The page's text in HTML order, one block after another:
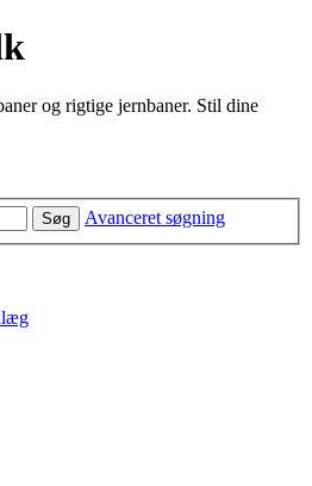
og rigtige jernbaner. Stil dine
Søg Avanceret søgning